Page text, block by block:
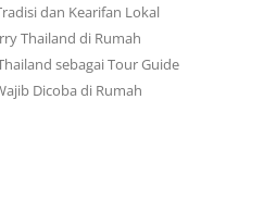
dan Kearifan Lokal
Thailand di Rumah
sebagai Tour Guide
Dicoba di Rumah